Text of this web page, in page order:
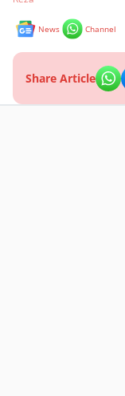
News Channel
Share Article